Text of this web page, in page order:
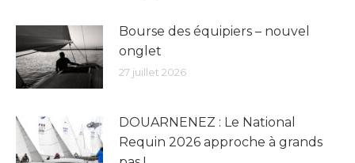
Bourse des équipiers – nouvel
onglet
27 juillet 2026
DOUARNENEZ : Le National
Requin 2026 approche à grands